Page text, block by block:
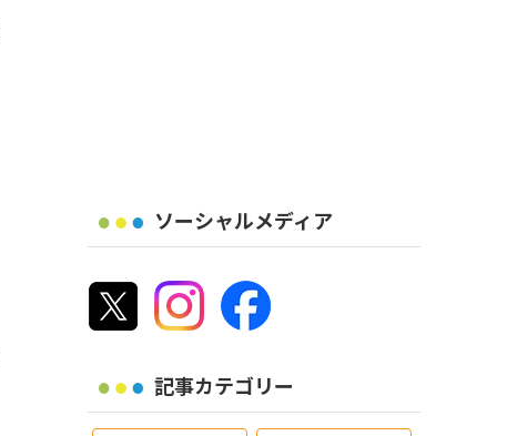
ソーシャルメディア
記事カテゴリー